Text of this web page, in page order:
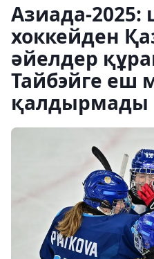
Азиада-
хоккейден
әйелдер
Тайбэйге еш
қалдырмады